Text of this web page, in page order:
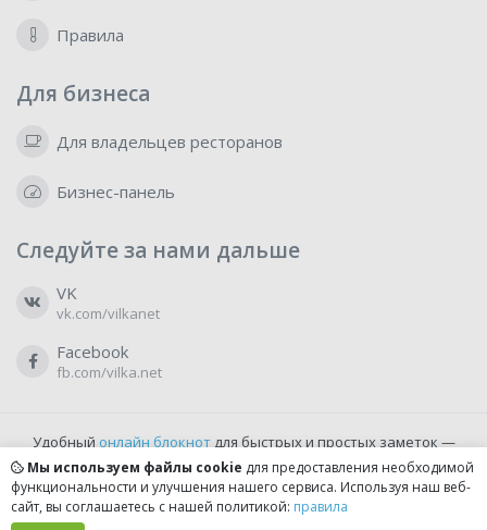
Правила
Для бизнеса
Для владельцев ресторанов
Бизнес-панель
Следуйте за нами дальше
VK
vk.com/vilkanet
Facebook
fb.com/vilka.net
Удобный онлайн блокнотдля быстрых и простых заметок —
бесплатно и доступно прямо из браузера.
Мы используем файлы cookie для предоставления необходимой
функциональности и улучшения нашего сервиса. Используя наш веб-
сайт, вы соглашаетесь с нашей политикой: правила